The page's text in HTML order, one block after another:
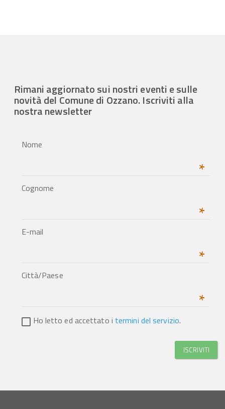
Rimani aggiornato sui nostri eventi e sulle
novità del Comune di Ozzano. Iscriviti alla
nostra newsletter
Nome
*
Cognome
*
E-mail
*
Città/Paese
*
Ho letto ed accettato i termini del servizio.